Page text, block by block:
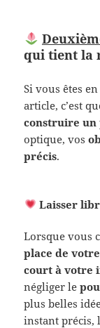
qui tient la
Si vous êtes
article, c’est
construire
optique, vos
précis.
Laisser
Lorsque vous
place de
court à votre
négliger le
plus belles
instant précis,